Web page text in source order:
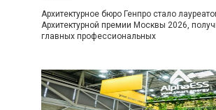
Архитектурное бюро Генпро стало
Архитектурной премии Москвы 2026,
главных профессиональных